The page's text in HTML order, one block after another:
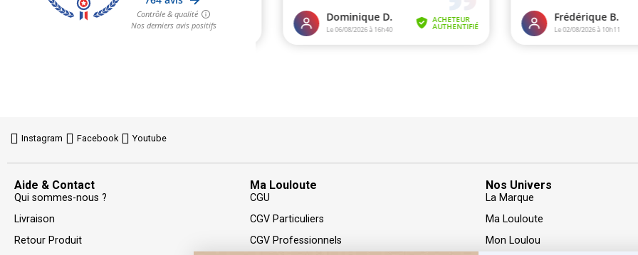
Instagram Facebook Youtube
Aide & Contact
Qui sommes-nous ?
Livraison
Retour Produit
Ma Louloute
CGU
CGV Particuliers
CGV Professionnels
Nos Univers
La Marque
Ma Louloute
Mon Loulou